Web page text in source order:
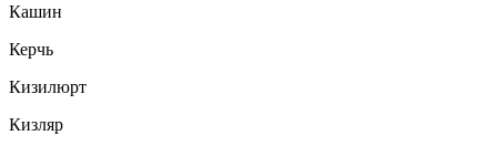
Кашин
Керчь
Кизилюрт
Кизляр